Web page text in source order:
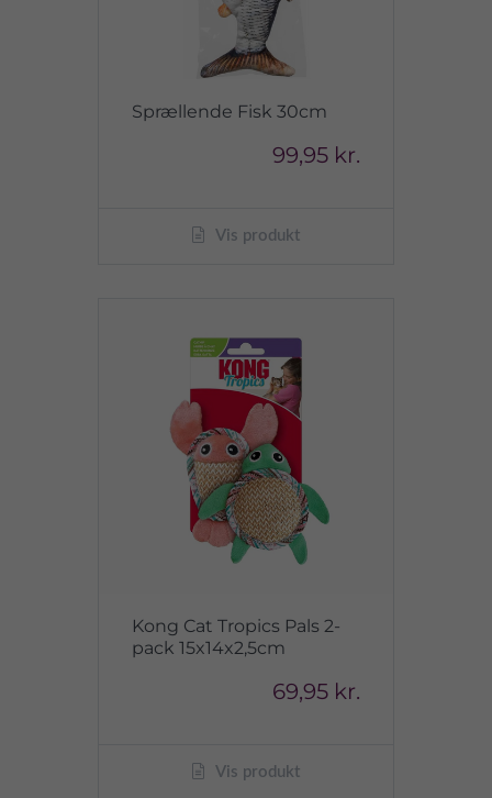
Sprællende Fisk 30cm
99,95 kr.
Vis produkt
Kong Cat Tropics Pals 2-
pack 15x14x2,5cm
69,95 kr.
Vis produkt